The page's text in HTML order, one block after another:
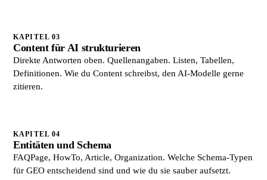
KAPITEL 03
Content für AI strukturieren
Direkte Antworten oben. Quellenangaben. Listen, Tabellen,
Definitionen. Wie du Content schreibst, den AI-Modelle gerne
zitieren.
KAPITEL 04
Entitäten und Schema
FAQPage, HowTo, Article, Organization. Welche Schema-Typen
für GEO entscheidend sind und wie du sie sauber aufsetzt.